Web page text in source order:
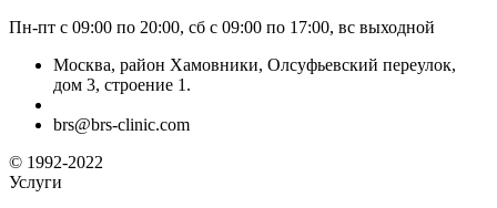
Пн-пт с 09:00 по 20:00, сб с 09:00 по 17:00, вс выходной
Москва, район Хамовники, Олсуфьевский переулок,
дом 3, строение 1.
brs@brs-clinic.com
© 1992-2022
Услуги